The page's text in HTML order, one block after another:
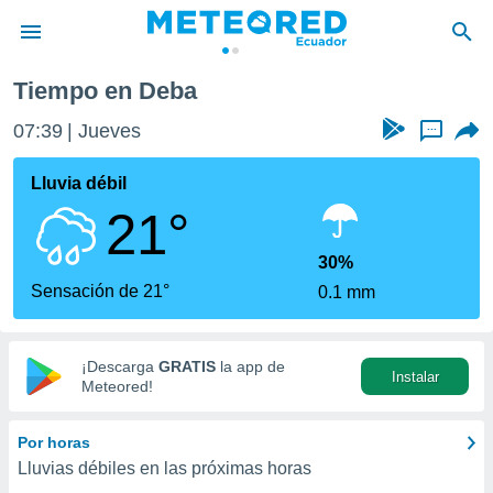
de
ha
para
que se
calidad.
a este
las
y
digital
basada
Tiempo en Deba
07:39 Jueves ...
Lluvia débil
21°
Sensación de 21°
30%
0.1 mm
¡Descarga GRATIS la app de
Meteored!
Instalar
Por horas
Lluvias débiles en las próximas horas